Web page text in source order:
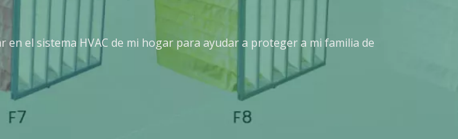
en el sistema HVAC de mi hogar para ayudar a proteger a mi familia de